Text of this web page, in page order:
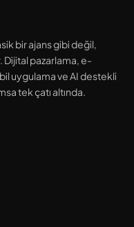
bir ajans gibi değil,
pazarlama, e-
uygulama ve AI destekli
tek çatı altında.